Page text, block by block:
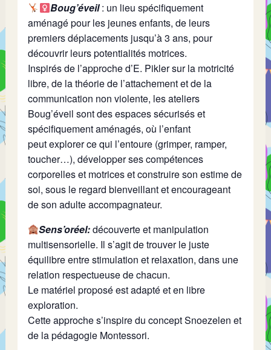
Boug’éveil: un lieu spécifiquement
aménagé pour les jeunes enfants, de leurs
premiers déplacements jusqu’à 3 ans, pour
découvrir leurs potentialités motrices.
​Inspirés de l’approche d’E. Pikler sur la motricité
libre, de la théorie de l’attachement et de la
communication non violente, les ateliers
Boug’éveil sont des espaces sécurisés et
spécifiquement aménagés, où l’enfant
peut explorer ce qui l’entoure (grimper, ramper,
toucher…), développer ses compétences
corporelles et motrices et construire son estime de
soi, sous le regard bienveillant et encourageant
de son adulte accompagnateur.
Sens’oréel:découverte et manipulation
multisensorielle. Il s’agit de trouver le juste
équilibre entre stimulation et relaxation, dans une
relation respectueuse de chacun.
Le matériel proposé est adapté et en libre
exploration.
Cette approche s’inspire du concept Snoezelen et
de la pédagogie Montessori.